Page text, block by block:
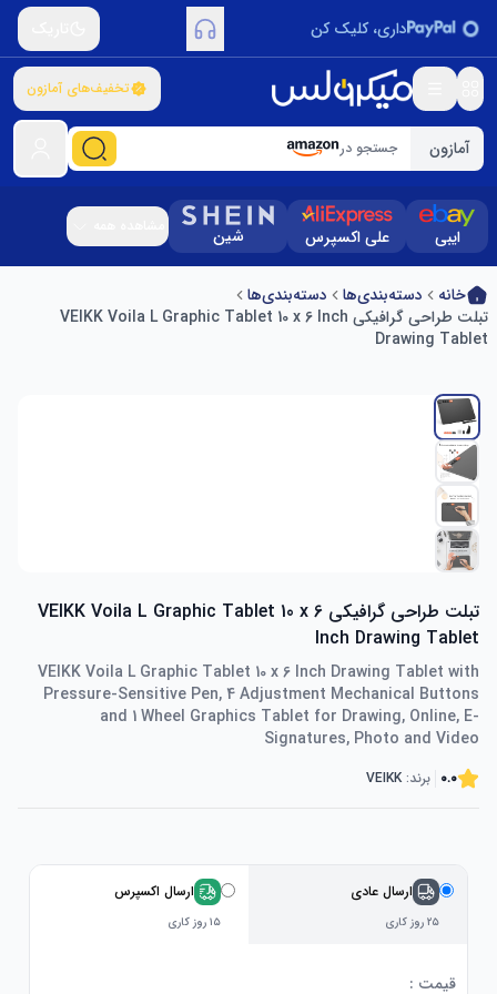
داری، کلیک کن
تخفیف‌های آمازون
آمازون جستجو در
ایبی علی اکسپرس شین
خانه دسته‌بندی‌ها
دسته‌بندی‌ها
تبلت طراحی گرافیکی VEIKK Voila L Graphic Tablet 10 x 6 Inch
Drawing Tablet
تبلت طراحی گرافیکی VEIKK Voila L Graphic Tablet 10 x 6
Inch Drawing Tablet
VEIKK Voila L Graphic Tablet 10 x 6 Inch Drawing Tablet with
Pressure-Sensitive Pen, 4 Adjustment Mechanical Buttons
and 1 Wheel Graphics Tablet for Drawing, Online, E-
Signatures, Photo and Video
0.0 برند: VEIKK
ارسال عادی
۲۵ روز کاری
ارسال اکسپرس
۱۵ روز کاری
قیمت :